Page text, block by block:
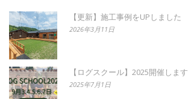
【更新】施工事例をUPしました
2026年3月11日
【ログスクール】2025開催します
2025年7月1日